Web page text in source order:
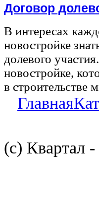
Договор
В интересах
новостройке
долевого
новостройке,
в строительстве
Главная
(с) Квартал